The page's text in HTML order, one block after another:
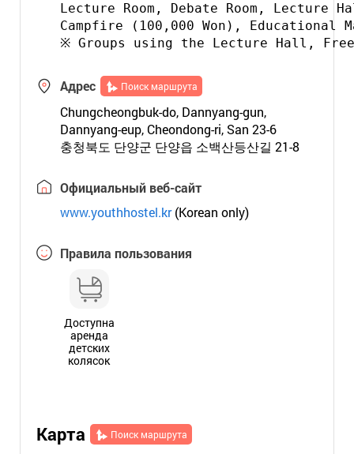
Lecture Room, Debate Room,
Campfire (100,000 Won),
Адрес Поиск маршрута
Chungcheongbuk-do, Dannyang-gun,
Dannyang-eup, Cheondong-ri, San 23-6
충청북도 단양군 단양읍 소백산등산길 21-8
Официальный веб-сайт
www.youthhostel.kr(Korean only)
Правила пользования
Доступна
аренда
детских
колясок
Карта Поиск маршрута